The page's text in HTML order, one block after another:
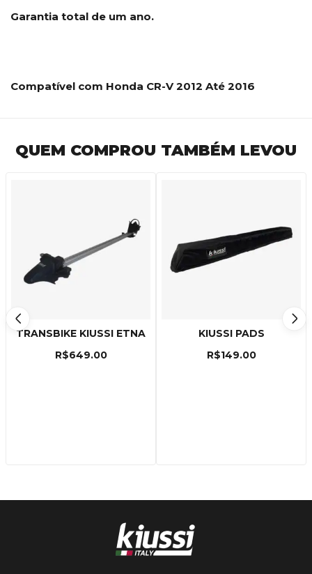
Garantia total de um ano.
Compatível com Honda CR-V 2012 Até 2016
QUEM COMPROU TAMBÉM LEVOU
TRANSBIKE KIUSSI ETNA
R$649.00
KIUSSI PADS
R$149.00